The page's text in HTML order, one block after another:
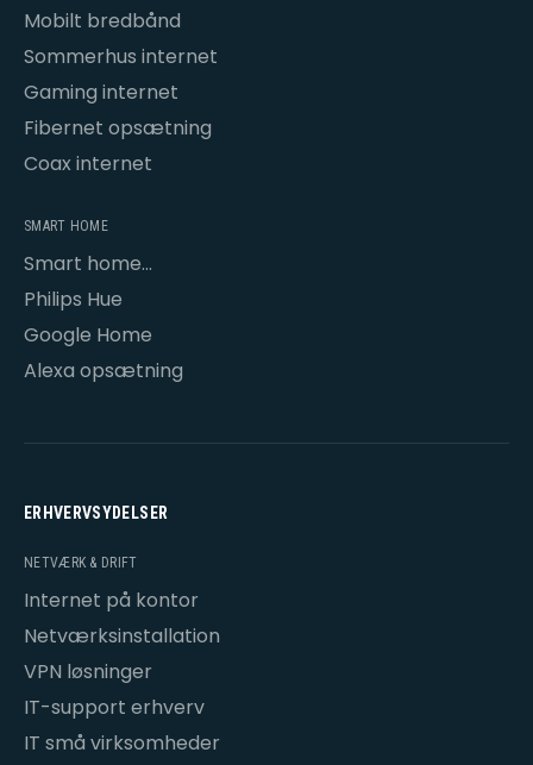
Mobilt bredbånd
Sommerhus internet
Gaming internet
Fibernet opsætning
Coax internet
SMART HOME
Smart home
opsætning
Philips Hue
Google Home
Alexa opsætning
ERHVERVSYDELSER
NETVÆRK & DRIFT
Internet på kontor
Netværksinstallation
VPN løsninger
IT-support erhverv
IT små virksomheder